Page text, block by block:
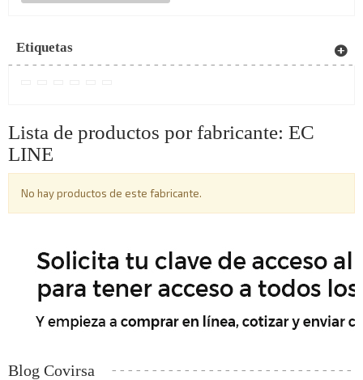
Etiquetas
Lista de productos por fabricante: EC
LINE
No hay productos de este fabricante.
Blog Covirsa